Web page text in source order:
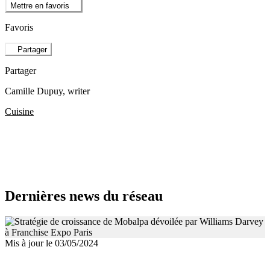
Mettre en favoris
Favoris
Partager
Partager
Camille Dupuy, writer
Cuisine
Dernières news du réseau
Mis à jour le 03/05/2024